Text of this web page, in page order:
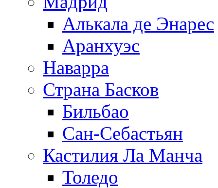
Алькала де Энарес
Аранхуэс
Наварра
Страна Басков
Бильбао
Сан-Себастьян
Кастилия Ла Манча
Толедо